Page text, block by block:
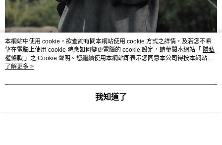
本網站中使用 cookie，欲查詢有關本網站使用 cookie 方式之詳情，及若您不希
望在電腦上使用 cookie 時應如何變更電腦的 cookie 設定，請參閱本網站「 隱私
權條款 」之 Cookie 聲明。您繼續使用本網站即表示您同意本公司得按本網站使
用條款之 Cookie 聲明使用 cookie。
了解更多 >
我知道了